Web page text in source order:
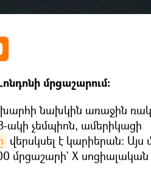
մրցաշարում։
նախկին առաջին
չեմպիոն, ամերիկացի
վերսկսել է կարիերան։ Այս
մրցաշարի` X